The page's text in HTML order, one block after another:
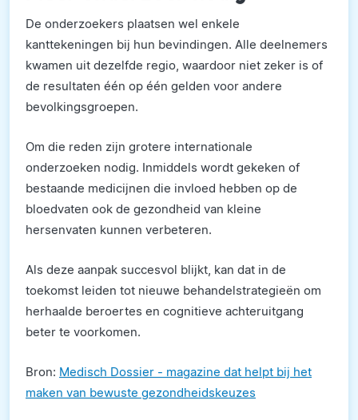
De onderzoekers plaatsen wel enkele
kanttekeningen bij hun bevindingen. Alle deelnemers
kwamen uit dezelfde regio, waardoor niet zeker is of
de resultaten één op één gelden voor andere
bevolkingsgroepen.
Om die reden zijn grotere internationale
onderzoeken nodig. Inmiddels wordt gekeken of
bestaande medicijnen die invloed hebben op de
bloedvaten ook de gezondheid van kleine
hersenvaten kunnen verbeteren.
Als deze aanpak succesvol blijkt, kan dat in de
toekomst leiden tot nieuwe behandelstrategieën om
herhaalde beroertes en cognitieve achteruitgang
beter te voorkomen.
Bron: Medisch Dossier - magazine dat helpt bij het
maken van bewuste gezondheidskeuzes